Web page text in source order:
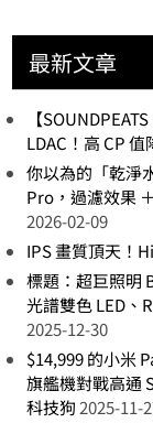
最新文章
【
LDAC！高 CP
你以為的「乾淨
Pro，過濾效果
2026-02-09
IPS 畫質頂天！
標題：超巨照明
光譜雙色 LED、
2025-12-30
$14,999 的小米
旗艦機對戰高通
科技狗 2025-11-